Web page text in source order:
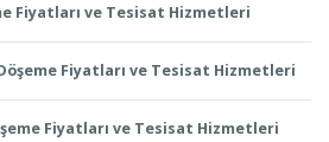
Fiyatları ve Tesisat Hizmetleri
Fiyatları ve Tesisat Hizmetleri
Fiyatları ve Tesisat Hizmetleri